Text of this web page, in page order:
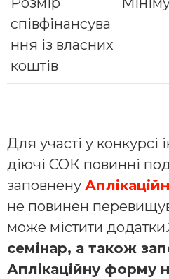
співфінансува
ння із власних
коштів
Для участі у конкурсі
діючі СОК повинні
заповнену
не повинен
може містити додатки.
семінар, а також
Аплікаційну форму